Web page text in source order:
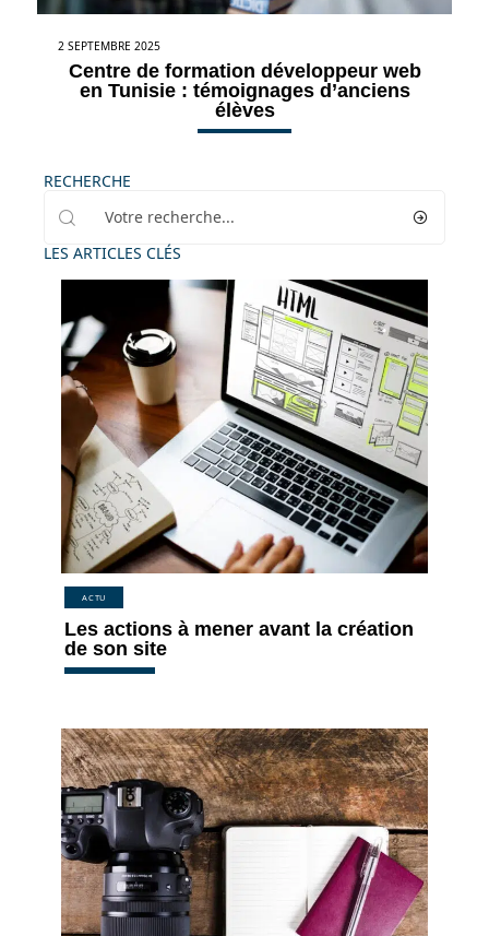
2 SEPTEMBRE 2025
Centre de formation développeur web
en Tunisie : témoignages d’anciens
élèves
RECHERCHE
LES ARTICLES CLÉS
ACTU
Les actions à mener avant la création
de son site